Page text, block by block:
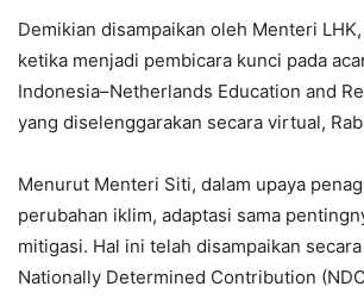
Demikian disampaikan oleh Menteri
ketika menjadi pembicara kunci pada
Indonesia–Netherlands Education and
yang diselenggarakan secara virtual,
Menurut Menteri Siti, dalam upaya
perubahan iklim, adaptasi sama
mitigasi. Hal ini telah disampaikan
Nationally Determined Contribution